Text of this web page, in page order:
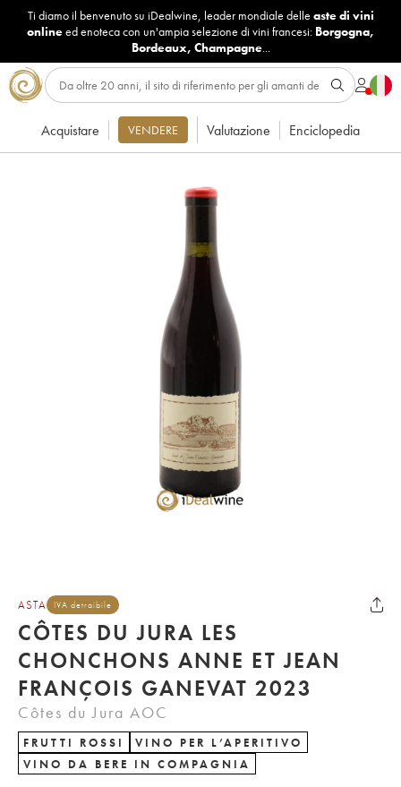
Ti diamo il benvenuto su iDealwine, leader mondiale delle aste di vini
onlineed enoteca con un'ampia selezione di vini francesi: Borgogna,
Bordeaux, Champagne...
Acquistare VENDERE Valutazione Enciclopedia
ASTA IVA detraibile
CÔTES DU JURA LES
CHONCHONS ANNE ET JEAN
FRANÇOIS GANEVAT 2023
Côtes du Jura AOC
FRUTTI ROSSI
VINO PER L’APERITIVO
VINO DA BERE IN COMPAGNIA